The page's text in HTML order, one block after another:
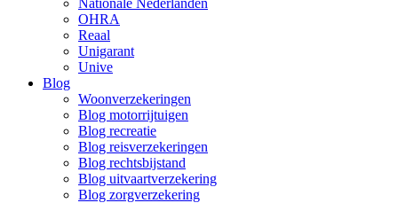
Nationale Nederlanden
OHRA
Reaal
Unigarant
Unive
Blog
Woonverzekeringen
Blog motorrijtuigen
Blog recreatie
Blog reisverzekeringen
Blog rechtsbijstand
Blog uitvaartverzekering
Blog zorgverzekering